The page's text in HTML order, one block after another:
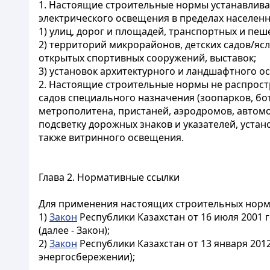
1. Настоящие строительные нормы
электрического освещения в пределах
1) улиц, дорог и площадей, транспортных и
2) территорий микрорайонов, детских садов/
открытых спортивных сооружений, выставок;
3) установок архитектурного и ландшафтного
2. Настоящие строительные нормы не
садов специального назначения (зоопарков,
метрополитена, пристаней, аэродромов,
подсветку дорожных знаков и указателей,
также витринного освещения.
Глава 2. Нормативные ссылки
Для применения настоящих строительных
1)Закон Республики Казахстан от 16 июля 2001
(далее - Закон);
2)Закон Республики Казахстан от 13 января
энергосбережении);